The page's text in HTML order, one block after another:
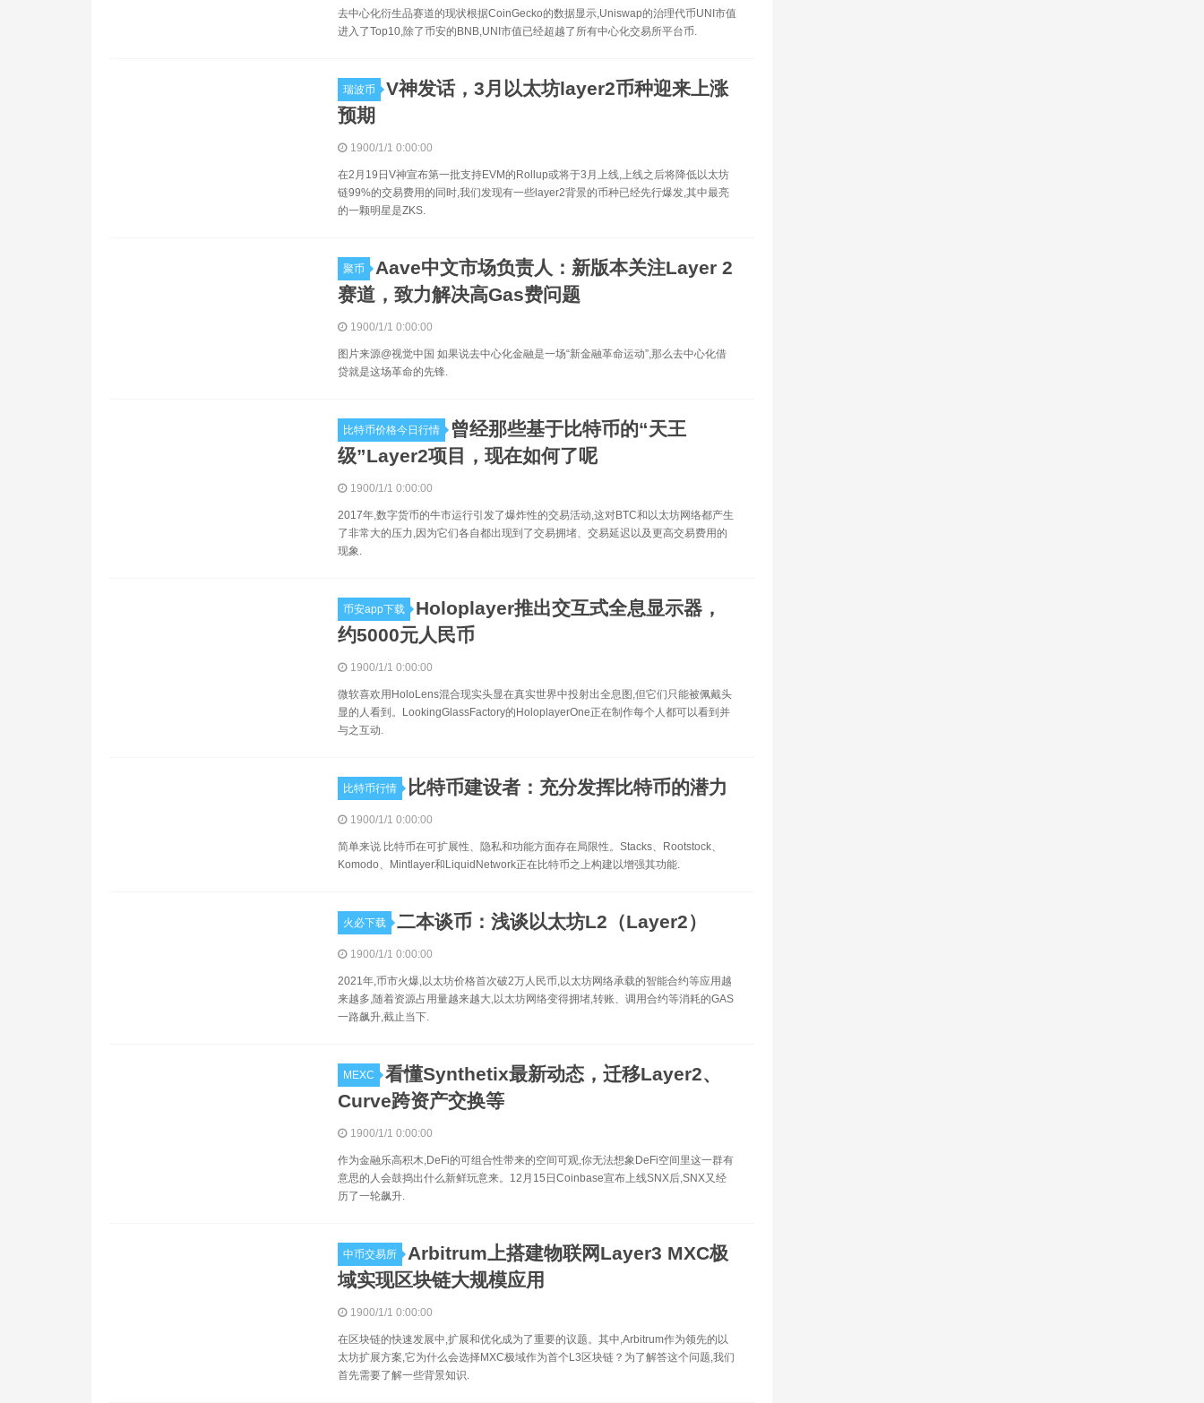
去中心化衍生品赛道的现状根据CoinGecko的数据显示,Uniswap的治理代币UNI市值
进入了Top10,除了币安的BNB,UNI市值已经超越了所有中心化交易所平台币.
瑞波币
V神发话，3月以太坊layer2币种迎来上涨
预期
1900/1/1 0:00:00
在2月19日V神宣布第一批支持EVM的Rollup或将于3月上线,上线之后将降低以太坊
链99%的交易费用的同时,我们发现有一些layer2背景的币种已经先行爆发,其中最亮
的一颗明星是ZKS.
聚币
Aave中文市场负责人：新版本关注Layer 2
赛道，致力解决高Gas费问题
1900/1/1 0:00:00
图片来源@视觉中国 如果说去中心化金融是一场“新金融革命运动”,那么去中心化借
贷就是这场革命的先锋.
比特币价格今日行情
曾经那些基于比特币的“天王
级”Layer2项目，现在如何了呢
1900/1/1 0:00:00
2017年,数字货币的牛市运行引发了爆炸性的交易活动,这对BTC和以太坊网络都产生
了非常大的压力,因为它们各自都出现到了交易拥堵、交易延迟以及更高交易费用的
现象.
币安app下载
Holoplayer推出交互式全息显示器，
约5000元人民币
1900/1/1 0:00:00
微软喜欢用HoloLens混合现实头显在真实世界中投射出全息图,但它们只能被佩戴头
显的人看到。LookingGlassFactory的HoloplayerOne正在制作每个人都可以看到并
与之互动.
比特币行情 比特币建设者：充分发挥比特币的潜力
1900/1/1 0:00:00
简单来说 比特币在可扩展性、隐私和功能方面存在局限性。Stacks、Rootstock、
Komodo、Mintlayer和LiquidNetwork正在比特币之上构建以增强其功能.
火必下载 二本谈币：浅谈以太坊L2（Layer2）
1900/1/1 0:00:00
2021年,币市火爆,以太坊价格首次破2万人民币,以太坊网络承载的智能合约等应用越
来越多,随着资源占用量越来越大,以太坊网络变得拥堵,转账、调用合约等消耗的GAS
一路飙升,截止当下.
MEXC
看懂Synthetix最新动态，迁移Layer2、
Curve跨资产交换等
1900/1/1 0:00:00
作为金融乐高积木,DeFi的可组合性带来的空间可观,你无法想象DeFi空间里这一群有
意思的人会鼓捣出什么新鲜玩意来。12月15日Coinbase宣布上线SNX后,SNX又经
历了一轮飙升.
中币交易所
Arbitrum上搭建物联网Layer3 MXC极
域实现区块链大规模应用
1900/1/1 0:00:00
在区块链的快速发展中,扩展和优化成为了重要的议题。其中,Arbitrum作为领先的以
太坊扩展方案,它为什么会选择MXC极域作为首个L3区块链？为了解答这个问题,我们
首先需要了解一些背景知识.